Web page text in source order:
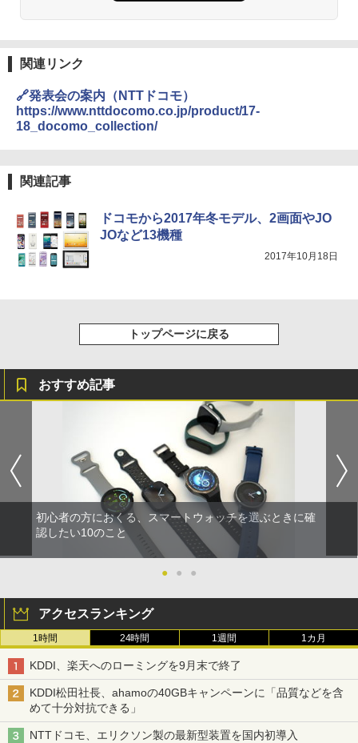
関連リンク
🔗発表会の案内（NTTドコモ）
https://www.nttdocomo.co.jp/product/17-
18_docomo_collection/
関連記事
ドコモから2017年冬モデル、2画面やJO
JOなど13機種
2017年10月18日
トップページに戻る
おすすめ記事
初心者の方におくる、スマートウォッチを選ぶときに確
認したい10のこと
● ● ●
アクセスランキング
1時間 24時間 1週間 1カ月
KDDI、楽天へのローミングを9月末で終了
KDDI松田社長、ahamoの40GBキャンペーンに「品質などを含
めて十分対抗できる」
NTTドコモ、エリクソン製の最新型装置を国内初導入